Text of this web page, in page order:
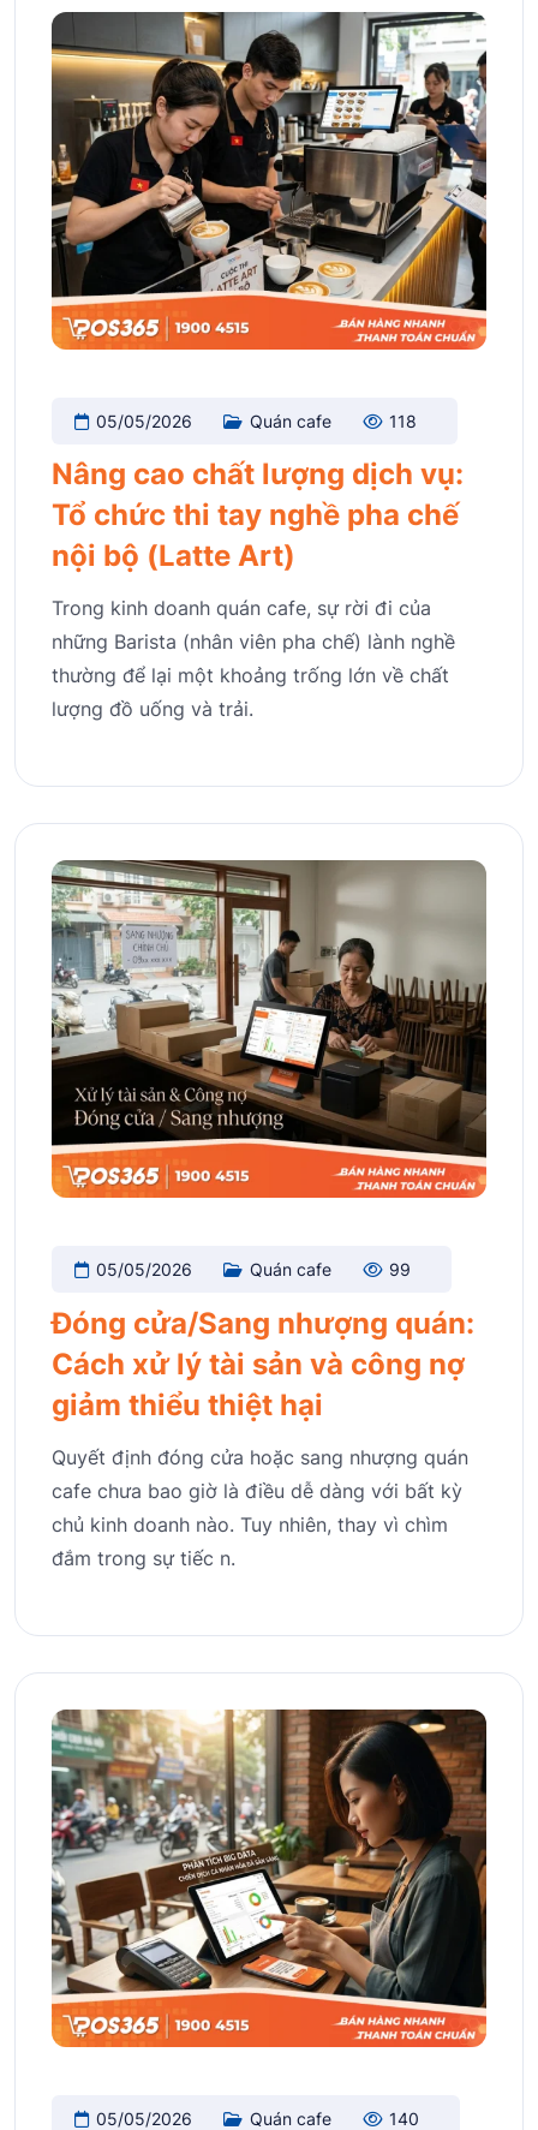
05/05/2026 Quán cafe 118
Nâng cao chất lượng dịch vụ:
Tổ chức thi tay nghề pha chế
nội bộ (Latte Art)
Trong kinh doanh quán cafe, sự rời đi của
những Barista (nhân viên pha chế) lành nghề
thường để lại một khoảng trống lớn về chất
lượng đồ uống và trải.
05/05/2026 Quán cafe 99
Đóng cửa/Sang nhượng quán:
Cách xử lý tài sản và công nợ
giảm thiểu thiệt hại
Quyết định đóng cửa hoặc sang nhượng quán
cafe chưa bao giờ là điều dễ dàng với bất kỳ
chủ kinh doanh nào. Tuy nhiên, thay vì chìm
đắm trong sự tiếc n.
05/05/2026 Quán cafe 140